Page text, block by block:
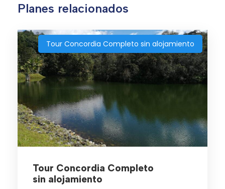
Planes relacionados
Tour Concordia Completo sin alojamiento
Tour Concordia Completo
sin alojamiento